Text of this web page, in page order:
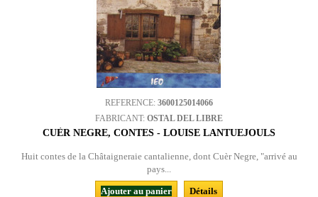
REFERENCE: 3600125014066
FABRICANT: OSTAL DEL LIBRE
CUÈR NEGRE, CONTES - LOUISE LANTUEJOULS
Huit contes de la Châtaigneraie cantalienne, dont Cuèr Negre, "arrivé au
pays...
Ajouter au panier
Détails